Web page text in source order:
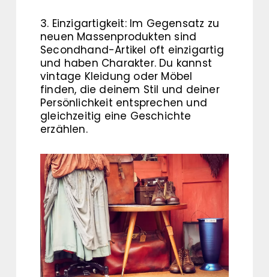
3. Einzigartigkeit: Im Gegensatz zu
neuen Massenprodukten sind
Secondhand-Artikel oft einzigartig
und haben Charakter. Du kannst
vintage Kleidung oder Möbel
finden, die deinem Stil und deiner
Persönlichkeit entsprechen und
gleichzeitig eine Geschichte
erzählen.